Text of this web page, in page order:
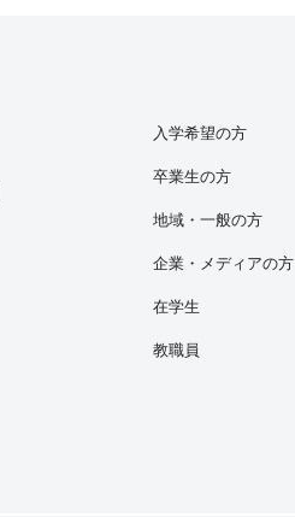
入学希望の方
卒業生の方
地域・一般の方
企業・メディアの方
在学生
教職員